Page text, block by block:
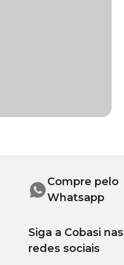
Compre pelo
Whatsapp
Siga a Cobasi nas
redes sociais